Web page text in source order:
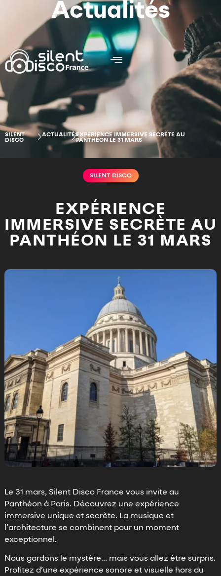
Actualités
SILENT
DISCO
ACTUALITÉSEXPÉRIENCE IMMERSIVE SECRÈTE AU
PANTHÉON LE 31 MARS
SILENT DISCO
EXPÉRIENCE
IMMERSIVE SECRÈTE AU
PANTHÉON LE 31 MARS
Le 31 mars, Silent Disco France vous invite au
Panthéon à Paris. Découvrez une expérience
immersive unique et secrète. La musique et
l’architecture se combinent pour un moment
exceptionnel.
Nous gardons le mystère… mais vous allez être surpris.
Profitez d’une expérience sonore et visuelle hors du